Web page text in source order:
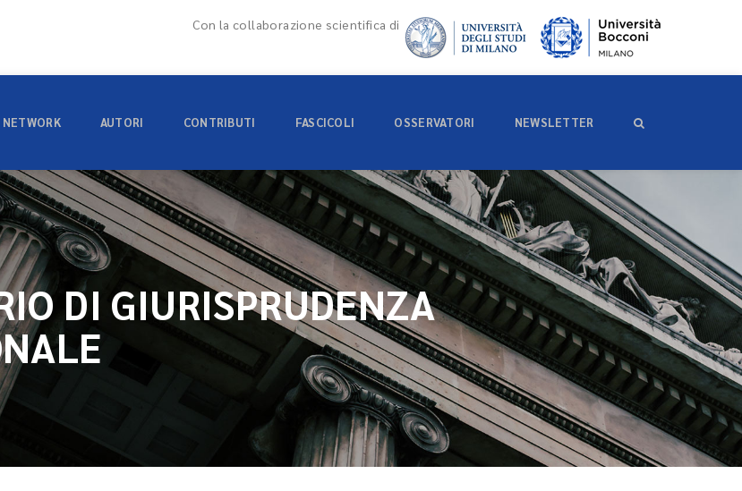
Con la collaborazione scientifica di
NETWORK AUTORI CONTRIBUTI FASCICOLI OSSERVATORI NEWSLETTER
DI GIURISPRUDENZA